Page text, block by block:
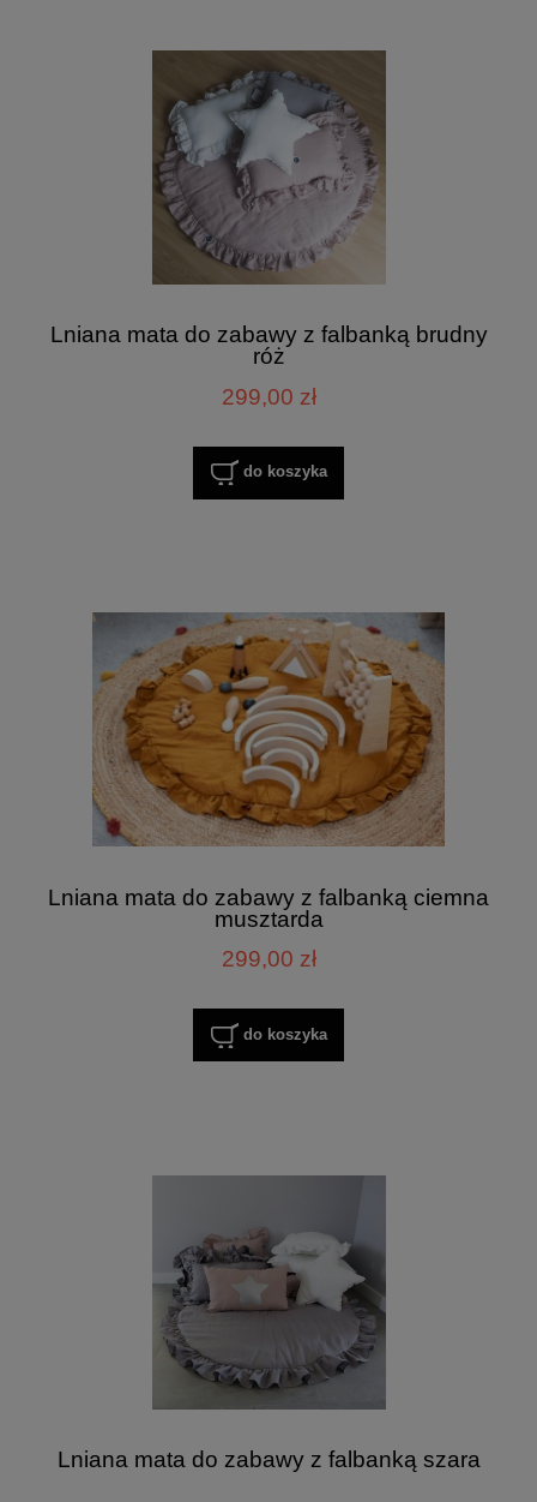
Lniana mata do zabawy z falbanką brudny
róż
299,00 zł
do koszyka
Lniana mata do zabawy z falbanką ciemna
musztarda
299,00 zł
do koszyka
Lniana mata do zabawy z falbanką szara